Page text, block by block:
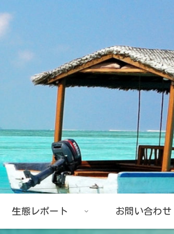
生態レポート お問い合わせ